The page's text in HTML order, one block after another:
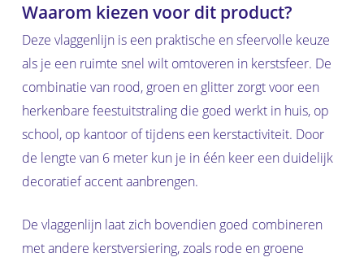
Waarom kiezen voor dit product?
Deze vlaggenlijn is een praktische en sfeervolle keuze
als je een ruimte snel wilt omtoveren in kerstsfeer. De
combinatie van rood, groen en glitter zorgt voor een
herkenbare feestuitstraling die goed werkt in huis, op
school, op kantoor of tijdens een kerstactiviteit. Door
de lengte van 6 meter kun je in één keer een duidelijk
decoratief accent aanbrengen.
De vlaggenlijn laat zich bovendien goed combineren
met andere kerstversiering, zoals rode en groene